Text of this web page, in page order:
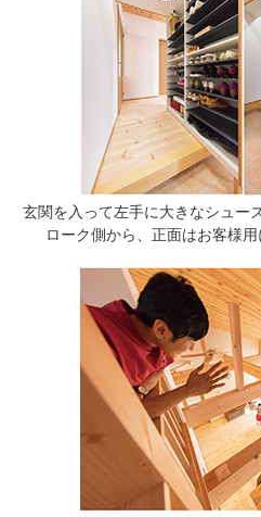
玄関を入って左手に大きなシュー
ローク側から、正面はお客様用